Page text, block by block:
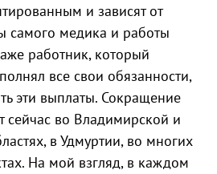
и зависят от
самого медика и работы
работник, который
все свои обязанности,
эти выплаты. Сокращение
сейчас во Владимирской и
в Удмуртии, во многих
На мой взгляд, в каждом